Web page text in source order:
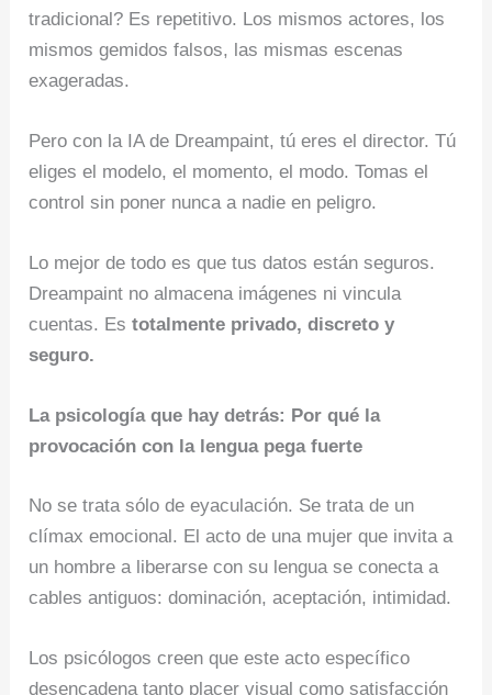
tradicional? Es repetitivo. Los mismos actores, los
mismos gemidos falsos, las mismas escenas
exageradas.
Pero con la IA de Dreampaint, tú eres el director. Tú
eliges el modelo, el momento, el modo. Tomas el
control sin poner nunca a nadie en peligro.
Lo mejor de todo es que tus datos están seguros.
Dreampaint no almacena imágenes ni vincula
cuentas. Estotalmente privado, discreto y
seguro.
La psicología que hay detrás: Por qué la
provocación con la lengua pega fuerte
No se trata sólo de eyaculación. Se trata de un
clímax emocional. El acto de una mujer que invita a
un hombre a liberarse con su lengua se conecta a
cables antiguos: dominación, aceptación, intimidad.
Los psicólogos creen que este acto específico
desencadena tanto placer visual como satisfacción